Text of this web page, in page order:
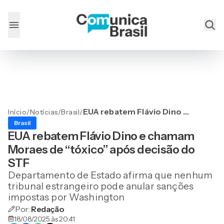
Início/Notícias/Brasil/EUA rebatem Flávio Dino e
“tóxico” após decisão do
STF
Brasil
EUA rebatem Flávio Dino e chamam
Moraes de “tóxico” após decisão do
STF
Departamento de Estado afirma que nenhum
tribunal estrangeiro pode anular sanções
impostas por Washington
Por: Redação
18/08/2025 às 20:41